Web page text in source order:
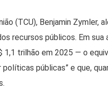
(TCU), Benjamin Zymler,
recursos públicos. Em sua
trilhão em 2025 — o
públicas” e que,